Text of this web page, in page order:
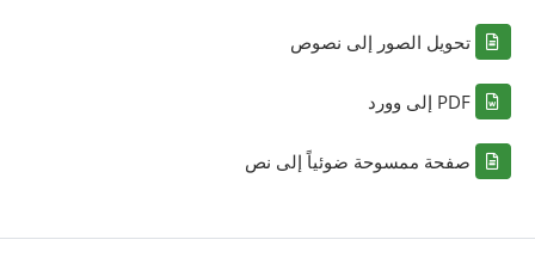
تحويل الصور إلى نصوص
PDF إلى وورد
صفحة ممسوحة ضوئياً إلى نص